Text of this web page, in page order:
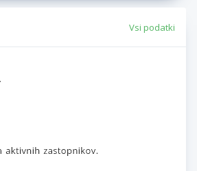
Vsi podatki